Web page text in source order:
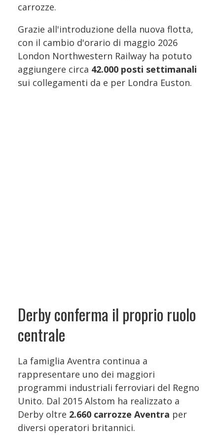
carrozze.
Grazie all'introduzione della nuova flotta,
con il cambio d'orario di maggio 2026
London Northwestern Railway ha potuto
aggiungere circa 42.000 posti settimanali
sui collegamenti da e per Londra Euston.
Derby conferma il proprio ruolo
centrale
La famiglia Aventra continua a
rappresentare uno dei maggiori
programmi industriali ferroviari del Regno
Unito. Dal 2015 Alstom ha realizzato a
Derby oltre 2.660 carrozze Aventra per
diversi operatori britannici.